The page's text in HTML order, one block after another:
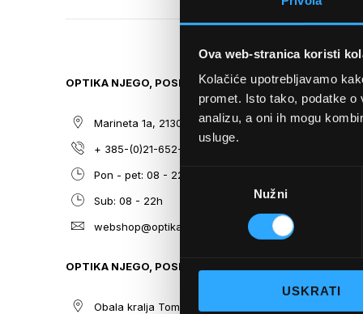
Ova web-stranica koristi
Kolačiće upotrebljavamo
promet. Isto tako, podatke
analizu, a oni ih mogu
usluge.
Odabir
Nužni
USKRATI
THE
THE
GALLERY
OPTIKA NJEGO, POSLOVNICA 1
Marineta 1a, 21300 Makarska
+ 385-(0)21-652-102
Pon - pet: 08 - 22h,
Sub: 08 - 22h
webshop@optikanjego.hr
OPTIKA NJEGO, POSLOVNICA 2
Obala kralja Tomislava 14, 21300
SITEMAP
O nama
Optika